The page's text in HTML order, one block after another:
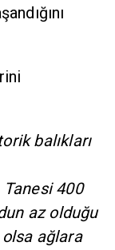
balıkları
Tanesi 400
az olduğu
olsa ağlara